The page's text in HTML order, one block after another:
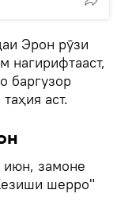
Эрон рӯзи
нагирифтааст,
баргузор
аст.
замоне
шерро"